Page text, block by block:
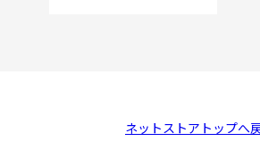
ネットストアトップへ